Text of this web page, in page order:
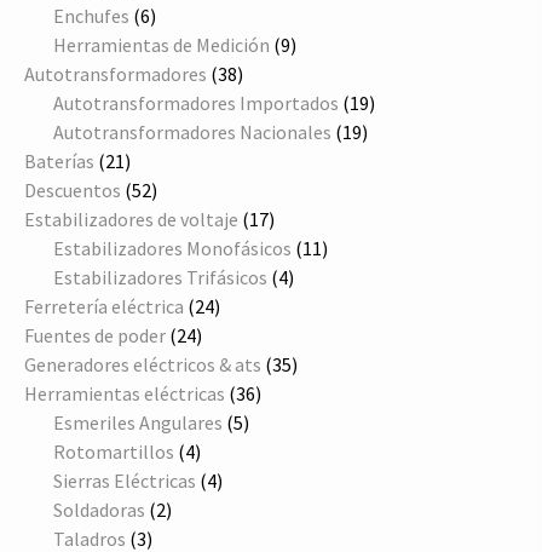
productos
Enchufes 66
productos
Herramientas de Medición 99
Autotransformadores 3838
productos
Autotransformadores Importados 1919
Autotransformadores Nacionales 1919
Baterías 2121
productos
Descuentos 5252
productos
Estabilizadores de voltaje 1717
productos
Estabilizadores Monofásicos 1111
Estabilizadores Trifásicos 44
Ferretería eléctrica 2424
Fuentes de poder 2424
productos
Generadores eléctricos & ats 3535
Herramientas eléctricas 3636
Esmeriles Angulares 55
Rotomartillos 44
productos
Sierras Eléctricas 44
Soldadoras 22
Taladros 33